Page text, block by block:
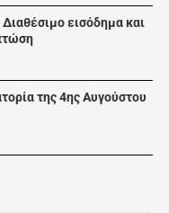
εισόδημα και
της 4ης Αυγούστου